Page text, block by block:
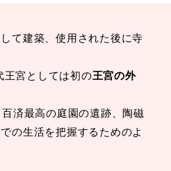
て建築、使用された後に寺
王宮としては初の王宮の外
済最高の庭園の遺跡、陶磁
の生活を把握するためのよ